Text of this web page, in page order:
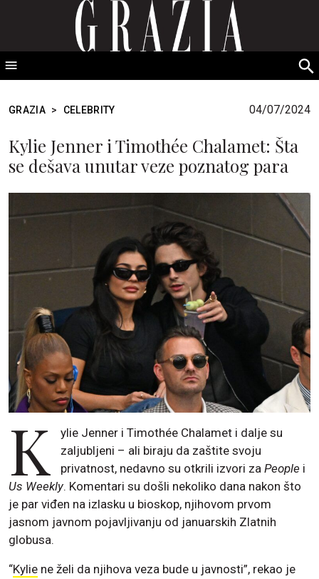
GRAZIA Srbija
GRAZIA > CELEBRITY 04/07/2024
Kylie Jenner i Timothée Chalamet: Šta
se dešava unutar veze poznatog para
K
ylie Jenner i Timothée Chalamet i dalje su
zaljubljeni – ali biraju da zaštite svoju
privatnost, nedavno su otkrili izvori zaPeople i
Us Weekly. Komentari su došli nekoliko dana nakon što
je par viđen na izlasku u bioskop, njihovom prvom
jasnom javnom pojavljivanju od januarskih Zlatnih
globusa.
“Kylie ne želi da njihova veza bude u javnosti”, rekao je